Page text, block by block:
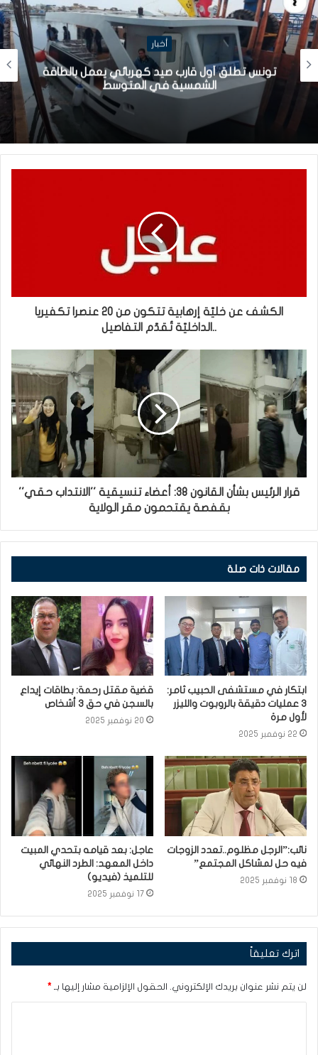
أخبار
تونس تطلق أول قارب صيد كهربائي يعمل بالطاقة
الشمسية في المتوسط
الكشف عن خليّة إرهابية تتكون من 20 عنصرا تكفيريا
..الداخليّة تُقدّم التفاصيل
قرار الرئيس بشأن القانون 38: أعضاء تنسيقية ''الانتداب حقي''
بقفصة يقتحمون مقر الولاية
مقالات ذات صلة
ابتكار في مستشفى الحبيب ثامر:
3 عمليات دقيقة بالروبوت والليزر
لأول مرة
22 نوفمبر 2025
قضية مقتل رحمة: بطاقات إيداع
بالسجن في حق 3 أشخاص
20 نوفمبر 2025
نائب:”الرجل مظلوم..تعدد الزوجات
فيه حل لمشاكل المجتمع”
18 نوفمبر 2025
عاجل: بعد قيامه بتحدي المبيت
داخل المعهد: الطرد النهائي
للتلميذ (فيديو)
17 نوفمبر 2025
اترك تعليقاً
لن يتم نشر عنوان بريدك الإلكتروني. الحقول الإلزامية مشار إليها بـ *